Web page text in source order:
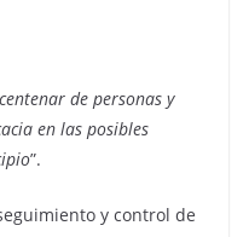
de personas y
en las posibles
”.
y control de